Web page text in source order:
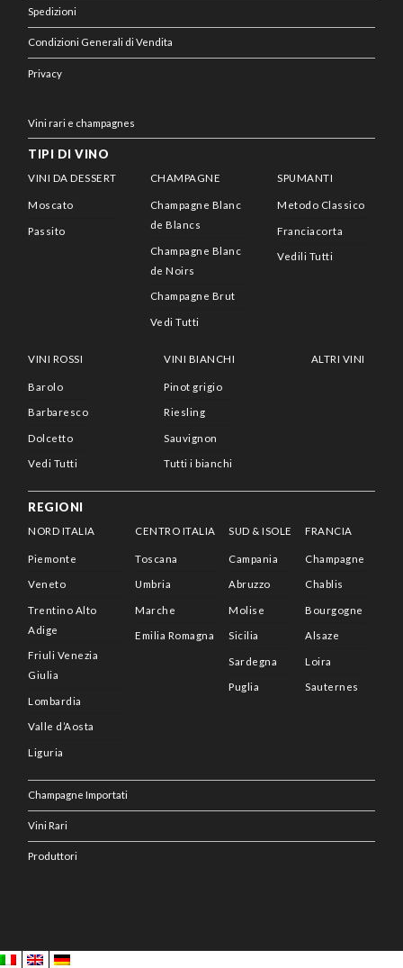
Spedizioni
Condizioni Generali di Vendita
Privacy
Vini rari e champagnes
TIPI DI VINO
VINI DA DESSERT
Moscato
Passito
CHAMPAGNE
Champagne Blanc
de Blancs
Champagne Blanc
de Noirs
Champagne Brut
Vedi Tutti
SPUMANTI
Metodo Classico
Franciacorta
Vedili Tutti
VINI ROSSI
Barolo
Barbaresco
Dolcetto
Vedi Tutti
VINI BIANCHI
Pinot grigio
Riesling
Sauvignon
Tutti i bianchi
ALTRI VINI
REGIONI
NORD ITALIA
Piemonte
Veneto
Trentino Alto
Adige
Friuli Venezia
Giulia
Lombardia
Valle d’Aosta
Liguria
CENTRO ITALIA
Toscana
Umbria
Marche
Emilia Romagna
SUD & ISOLE
Campania
Abruzzo
Molise
Sicilia
Sardegna
Puglia
FRANCIA
Champagne
Chablis
Bourgogne
Alsaze
Loira
Sauternes
Champagne Importati
Vini Rari
Produttori